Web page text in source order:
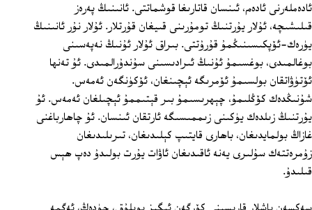
ئادەملەرنى ئادەم، ئىنسان قاتارىغا قوشماتتى. ئانىنىڭ پەرەز
قىلىشىچە، ئۇلار يۇرتنىڭ تومۇرىنى قىيغان قۇرتلار. ئۇلار نۇر ئانىنىڭ
يۈرەك-ئۆپكىسىنىڭمۇ قۇرۇتتى. بىراق ئۇلار ئۇنىڭ نەپەسىنى
بوغالمىدى، بوغسىمۇ ئۇنىڭ ئىرادىسىنى سۇندۇرالمىدى. ئۇ تەنھا
ئۆتۈۋاتقان بولسىمۇ ئۆمرىگە ئېچىنغان، ئۆكۈنگەن ئەمەس.
شۇنىڭدەك كۆڭلىمۇ، چېھرىسىمۇ بىر قېتىممۇ ئېچىلغان ئەمەس. ئۇ
يۇرتنىڭ زىلدەك يۈكىنى زىممىسىگە ئارتقان ئىنسان. ئۇ چاھارباغنى
غازاڭ بولمايدىغان، باھارى قايتىپ كېلىدىغان، تىرىلىدىغان
زۇمرەتتەك سۇلىرى يەنە ئاقىدىغان ئاۋات يۇرت بولىدۇ دەپ ھېس
قىلىدۇ.